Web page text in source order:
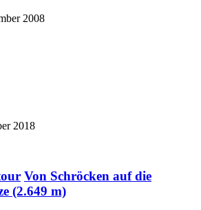
2008
2018
Von Schröcken auf die
(2.649 m)